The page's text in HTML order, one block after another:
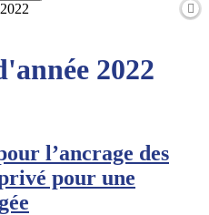
2022
l’ancrage des
pour une